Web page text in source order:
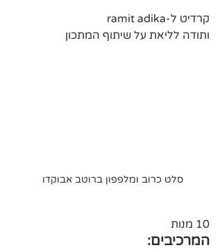
קרדיט ל-ramit adika
ותודה לליאת על שיתוף המתכון
סלט כרוב ומלפפון ברוטב אבוקדו
10 מנות
המרכיבים: